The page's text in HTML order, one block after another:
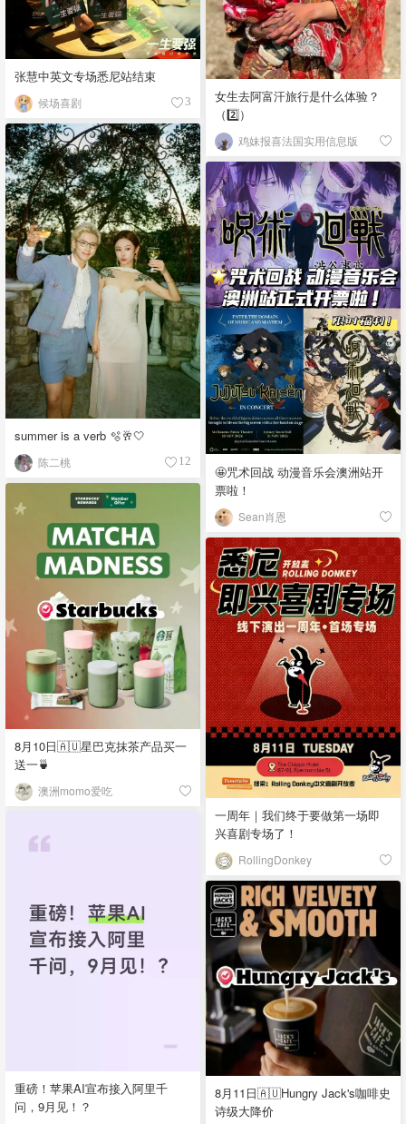
张慧中英文专场悉尼站结束
候场喜剧 3
女生去阿富汗旅行是什么体验？
（2️⃣）
鸡妹报喜法国实用信息版
summer is a verb 🫧🥂🤍
陈二桃 12
🤩咒术回战 动漫音乐会澳洲站开
票啦！
Sean肖恩
8月10日🇦🇺星巴克抹茶产品买一
送一🍵
澳洲momo爱吃
一周年｜我们终于要做第一场即
兴喜剧专场了！
RollingDonkey
重磅！苹果AI宣布接入阿里千
问，9月见！？
8月11日🇦🇺Hungry Jack's咖啡史
诗级大降价